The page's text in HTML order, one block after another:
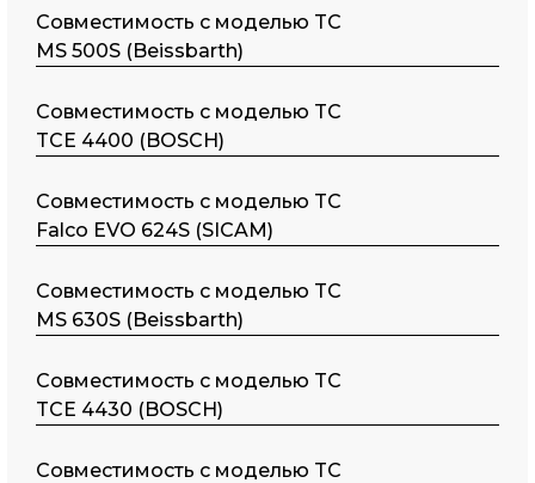
Совместимость с моделью TC
MS 500S (Beissbarth)
Совместимость с моделью TC
TCE 4400 (BOSCH)
Совместимость с моделью TC
Falco EVO 624S (SICAM)
Совместимость с моделью TC
MS 630S (Beissbarth)
Совместимость с моделью TC
TCE 4430 (BOSCH)
Совместимость с моделью TC